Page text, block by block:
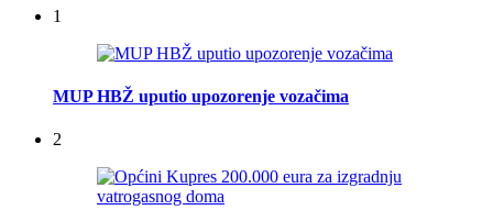
1
MUP HBŽ uputio upozorenje vozačima
2